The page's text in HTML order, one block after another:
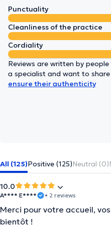
Punctuality
Cleanliness of the practice
Cordiality
Reviews are written by
a specialist and want to share
ensure their authenticity
All (125)Positive (125)Neutral (0)
10.0
A**** E**** • 2 reviews
Merci pour votre accueil,
bientôt !